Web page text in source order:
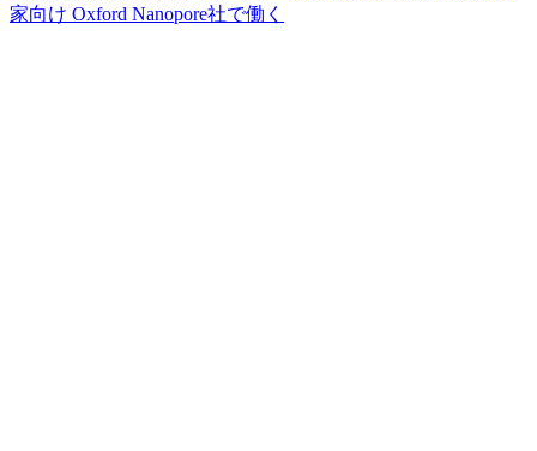
家向け Oxford Nanopore社で働く